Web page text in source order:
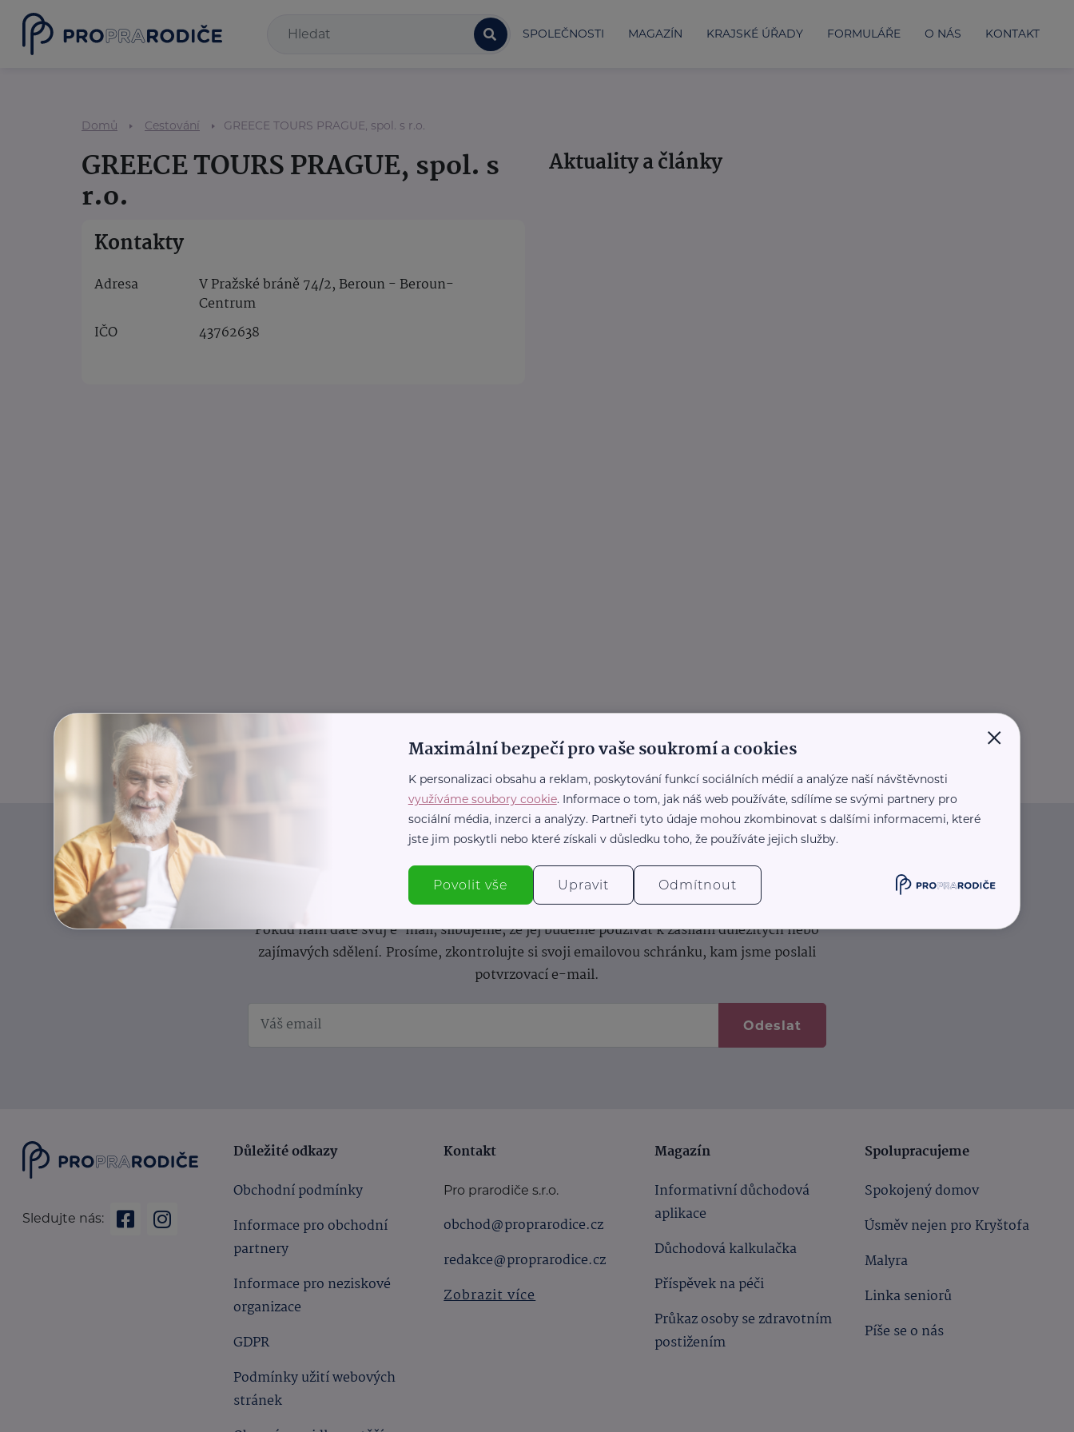
SPOLEČNOSTI MAGAZÍN KRAJSKÉ ÚŘADY FORMULÁŘE O NÁS KONTAKT
Domů Cestování GREECE TOURS PRAGUE, spol. s r.o.
GREECE TOURS PRAGUE, spol. s
r.o.
Kontakty
Adresa
V Pražské bráně 74/2, Beroun - Beroun-
Centrum
IČO
43762638
Aktuality a články
Informace(nejen)pro prarodiče
Přihlaste se k odběru novinek a buďte v obraze bez ohledu na počet svíček na vašem dortu.
Pokud nám dáte svůj e-mail, slibujeme, že jej budeme používat k zasílání důležitých nebo
zajímavých sdělení. Prosíme, zkontrolujte si svoji emailovou schránku, kam jsme poslali
potvrzovací e-mail.
Odeslat
Sledujte nás:
Důležité odkazy
Obchodní podmínky
Informace pro obchodní
partnery
Informace pro neziskové
organizace
GDPR
Podmínky užití webových
stránek
Kontakt
Pro prarodiče s.r.o.
obchod@proprarodice.cz
redakce@proprarodice.cz
Zobrazit více
Magazín
Informativní důchodová
aplikace
Důchodová kalkulačka
Příspěvek na péči
Průkaz osoby se zdravotním
postižením
Spolupracujeme
Spokojený domov
Úsměv nejen pro Kryštofa
Malyra
Linka seniorů
Píše se o nás
×
Maximální bezpečí pro vaše soukromí a cookies
K personalizaci obsahu a reklam, poskytování funkcí sociálních médií a analýze naší návštěvnosti
využíváme soubory cookie. Informace o tom, jak náš web používáte, sdílíme se svými partnery pro
sociální média, inzerci a analýzy. Partneři tyto údaje mohou zkombinovat s dalšími informacemi, které
jste jim poskytli nebo které získali v důsledku toho, že používáte jejich služby.
Povolit vše Upravit Odmítnout